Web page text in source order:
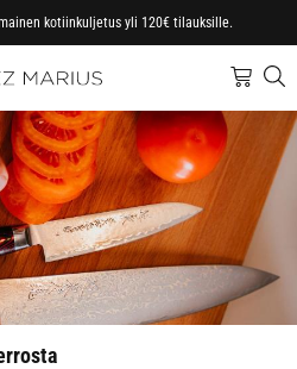
kotiinkuljetus yli 120€ tilauksille.